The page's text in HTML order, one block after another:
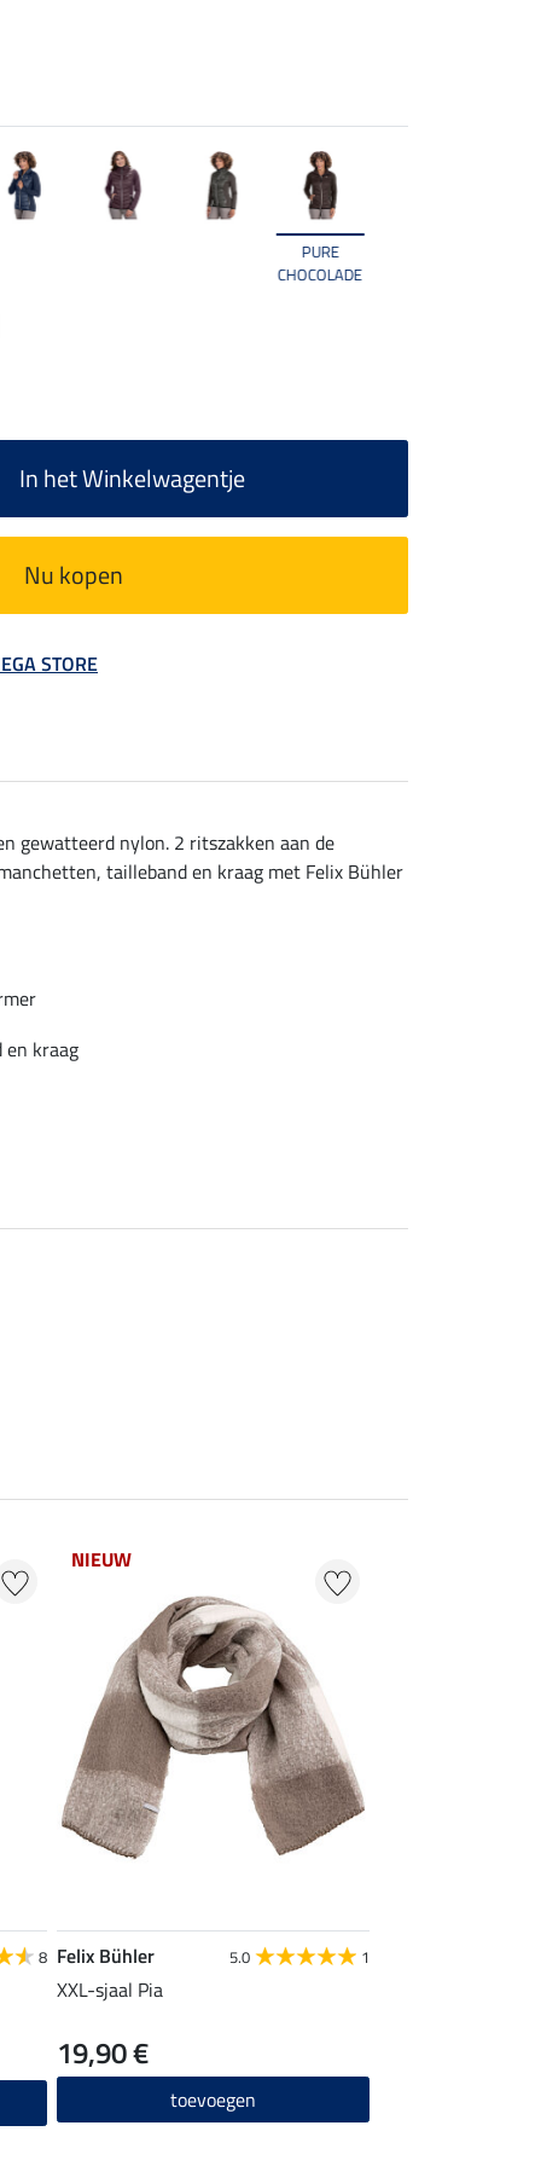
PURE
CHOCOLADE
In het Winkelwagentje
Nu kopen
STORE
gewatteerd nylon. 2 ritszakken aan de
tailleband en kraag met Felix Bühler
kraag
8
NIEUW
Felix Bühler 5.0 1
XXL-sjaal Pia
19,90 €
toevoegen